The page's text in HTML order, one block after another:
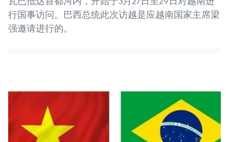
行国事访问。巴西总统此次访越是应越南国家主席梁
强邀请进行的。